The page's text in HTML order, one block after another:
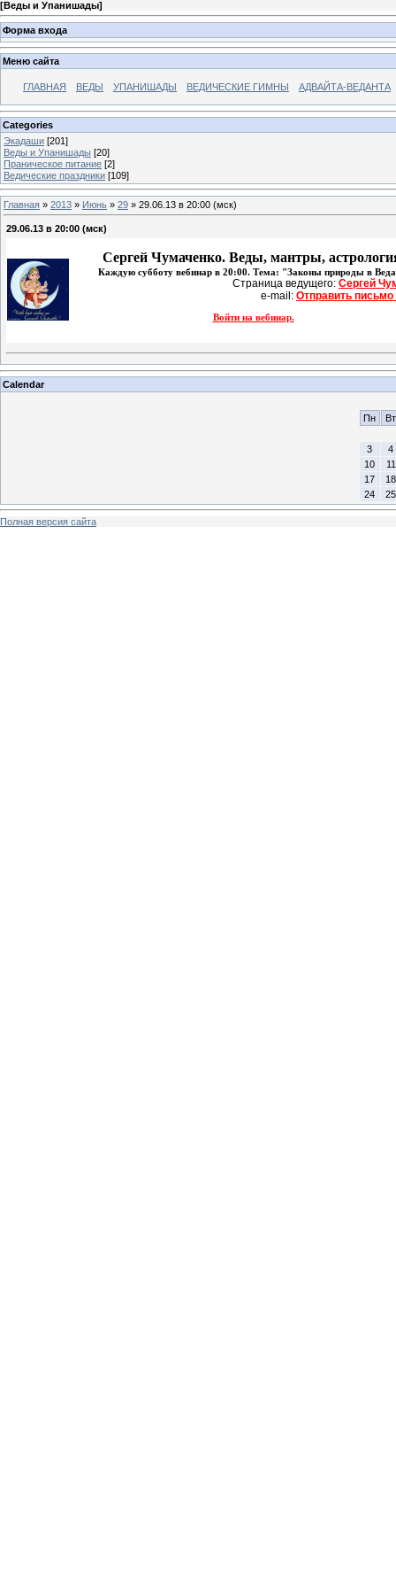
[Веды и Упанишады]
Форма входа
Меню сайта
ГЛАВНАЯ ВЕДЫ УПАНИШАДЫ ВЕДИЧЕСКИЕ ГИМНЫ АДВАЙТА-ВЕДАНТА
Categories
Экадаши [201]
Веды и Упанишады [20]
Праническое питание [2]
Ведические праздники [109]
Главная » 2013 » Июнь » 29 » 29.06.13 в 20:00 (мск)
29.06.13 в 20:00 (мск)
Сергей Чумаченко. Веды, мантры,
Каждую субботу вебинар в 20:00. Тема: "Законы природы в
Страница ведущего: Сергей
e-mail: Отправить
Войти на вебинар.
Calendar
Пн Вт
3
4
10
11
17
18
24
25
Полная версия сайта